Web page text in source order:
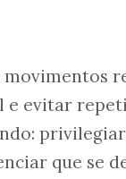
e evitar
que se